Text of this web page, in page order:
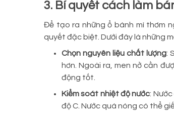
3. Bí quyết cách làm
Để tạo ra những ổ bánh mì thơm
quyết đặc biệt. Dưới đây là những
Chọn nguyên liệu chất lượng:
hơn. Ngoài ra, men nở cần
động tốt.
Kiểm soát nhiệt độ nước:
độ C. Nước quá nóng có thể